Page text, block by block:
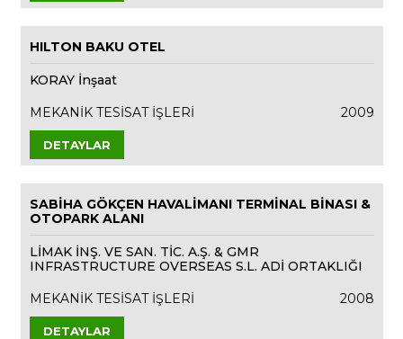
HILTON BAKU OTEL
KORAY İnşaat
MEKANİK TESİSAT İŞLERİ
2009
DETAYLAR
SABİHA GÖKÇEN HAVALİMANI TERMİNAL BİNASI &
OTOPARK ALANI
LİMAK İNŞ. VE SAN. TİC. A.Ş. & GMR
INFRASTRUCTURE OVERSEAS S.L. ADİ ORTAKLIĞI
MEKANİK TESİSAT İŞLERİ
2008
DETAYLAR